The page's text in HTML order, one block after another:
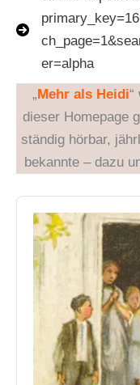
er=alpha
„Mehr als Heidi“
dieser Homepage
ständig hörbar,
bekannte – dazu
Audio
Player